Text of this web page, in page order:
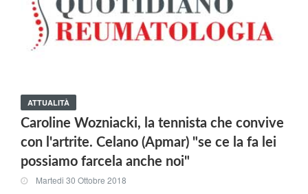
ATTUALITÀ
Caroline Wozniacki, la tennista che convive
con l'artrite. Celano (Apmar) "se ce la fa lei
possiamo farcela anche noi"
Martedi 30 Ottobre 2018